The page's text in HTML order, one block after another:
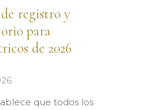
registro y
para
de 2026
que todos los